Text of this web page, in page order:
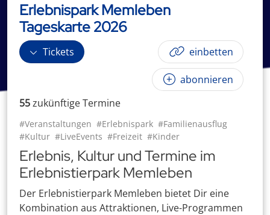
Erlebnispark Memleben
Tageskarte 2026
Tickets einbetten
abonnieren
55zukünftigeTermine
#Veranstaltungen #Erlebnispark #Familienausflug
#Kultur #LiveEvents #Freizeit #Kinder
Erlebnis, Kultur und Termine im
Erlebnistierpark Memleben
Der Erlebnistierpark Memleben bietet Dir eine
Kombination aus Attraktionen, Live-Programmen